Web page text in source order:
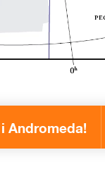
Andromeda!